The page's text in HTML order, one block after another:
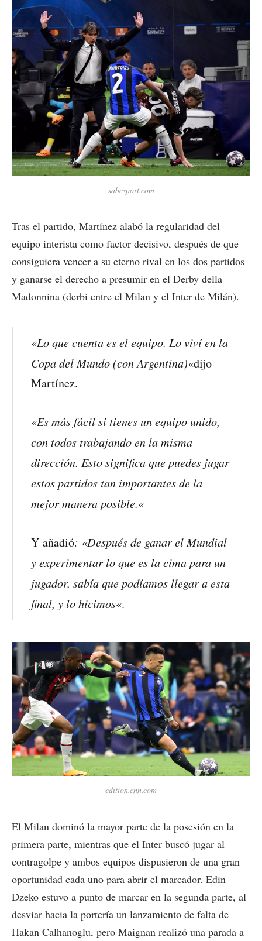
sabcsport.com
Tras el partido, Martínez alabó la regularidad del
equipo interista como factor decisivo, después de que
consiguiera vencer a su eterno rival en los dos partidos
y ganarse el derecho a presumir en el Derby della
Madonnina (derbi entre el Milan y el Inter de Milán).
«Lo que cuenta es el equipo. Lo viví en la
Copa del Mundo (con Argentina)«dijo
Martínez.
«Es más fácil si tienes un equipo unido,
con todos trabajando en la misma
dirección. Esto significa que puedes jugar
estos partidos tan importantes de la
mejor manera posible.«
Y añadió: «Después de ganar el Mundial
y experimentar lo que es la cima para un
jugador, sabía que podíamos llegar a esta
final, y lo hicimos«.
edition.cnn.com
El Milan dominó la mayor parte de la posesión en la
primera parte, mientras que el Inter buscó jugar al
contragolpe y ambos equipos dispusieron de una gran
oportunidad cada uno para abrir el marcador. Edin
Dzeko estuvo a punto de marcar en la segunda parte, al
desviar hacia la portería un lanzamiento de falta de
Hakan Calhanoglu, pero Maignan realizó una parada a